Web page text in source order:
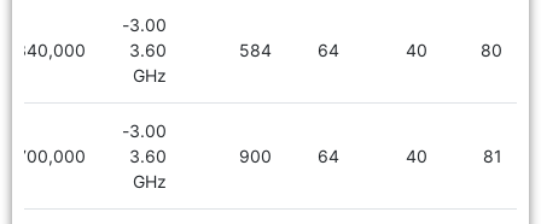
80
40
64
584
3.00-
3.60
GHz
5,340,000
81
40
64
900
3.00-
3.60
GHz
5,700,000